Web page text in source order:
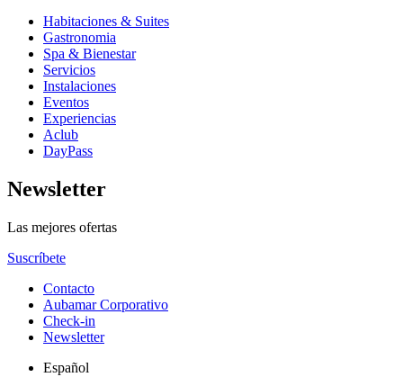
Habitaciones & Suites
Gastronomia
Spa & Bienestar
Servicios
Instalaciones
Eventos
Experiencias
Aclub
DayPass
Newsletter
Las mejores ofertas
Suscríbete
Contacto
Aubamar Corporativo
Check-in
Newsletter
Español